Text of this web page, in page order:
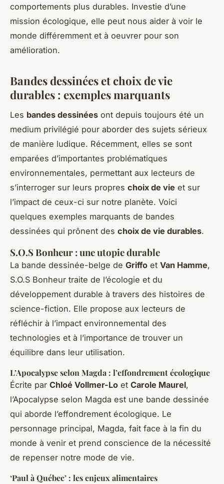
comportements plus durables. Investie d’une
mission écologique, elle peut nous aider à voir le
monde différemment et à oeuvrer pour son
amélioration.
Bandes dessinées et choix de vie
durables : exemples marquants
Les bandes dessinées ont depuis toujours été un
medium privilégié pour aborder des sujets sérieux
de manière ludique. Récemment, elles se sont
emparées d’importantes problématiques
environnementales, permettant aux lecteurs de
s’interroger sur leurs propres choix de vie et sur
l’impact de ceux-ci sur notre planète. Voici
quelques exemples marquants de bandes
dessinées qui prônent des choix de vie durables.
S.O.S Bonheur : une utopie durable
La bande dessinée-belge de Griffo et Van Hamme,
S.O.S Bonheur traite de l’écologie et du
développement durable à travers des histoires de
science-fiction. Elle propose aux lecteurs de
réfléchir à l’impact environnemental des
technologies et à l’importance de trouver un
équilibre dans leur utilisation.
L’Apocalypse selon Magda : l’effondrement écologique
Écrite par Chloé Vollmer-Lo et Carole Maurel,
l’Apocalypse selon Magda est une bande dessinée
qui aborde l’effondrement écologique. Le
personnage principal, Magda, fait face à la fin du
monde à venir et prend conscience de la nécessité
de repenser notre mode de vie.
‘Paul à Québec’ : les enjeux alimentaires